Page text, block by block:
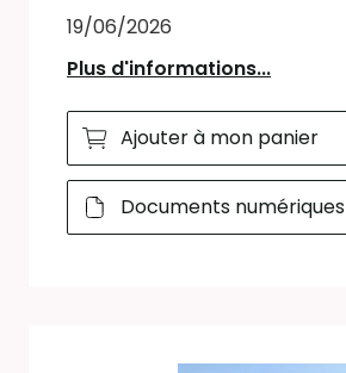
19/06/2026
Plus d'informations...
Ajouter à mon panier
Documents numériques